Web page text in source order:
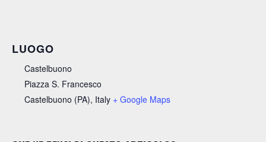
LUOGO
Castelbuono
Piazza S. Francesco
Castelbuono (PA), Italy + Google Maps